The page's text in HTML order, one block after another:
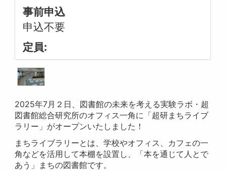
事前申込
申込不要
定員:
2025年7月２日、図書館の未来を考える実験ラボ・超
図書館総合研究所のオフィス一角に「超研まちライブ
ラリー」がオープンいたしました！
まちライブラリーとは、学校やオフィス、カフェの一
角などを活用して本棚を設置し、「本を通じて人とで
あう」まちの図書館です。